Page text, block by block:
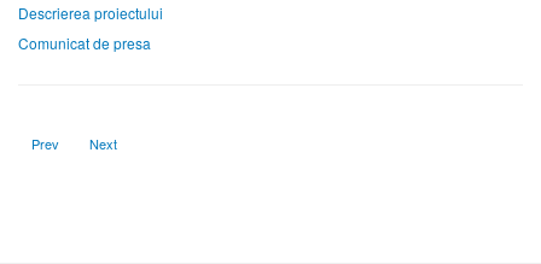
Descrierea proiectului
Comunicat de presa
Previous article: Construire si dotare imobil nou pentru Gradinita cu program prelungit
Prev Next article: Europa pentru cetateni
Next